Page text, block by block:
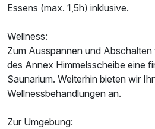
Essens (max. 1,5h) inklusive.
Wellness:
Zum Ausspannen und
des Annex Himmelsscheibe eine
Saunarium. Weiterhin bieten wir
Wellnessbehandlungen an.
Zur Umgebung: